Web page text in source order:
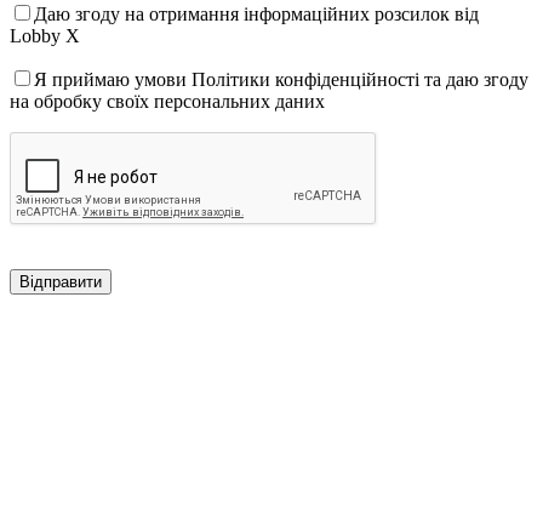
Даю згоду на отримання інформаційних розсилок від
Lobby X
Я приймаю умови Політики конфіденційності та даю згоду
на обробку своїх персональних даних